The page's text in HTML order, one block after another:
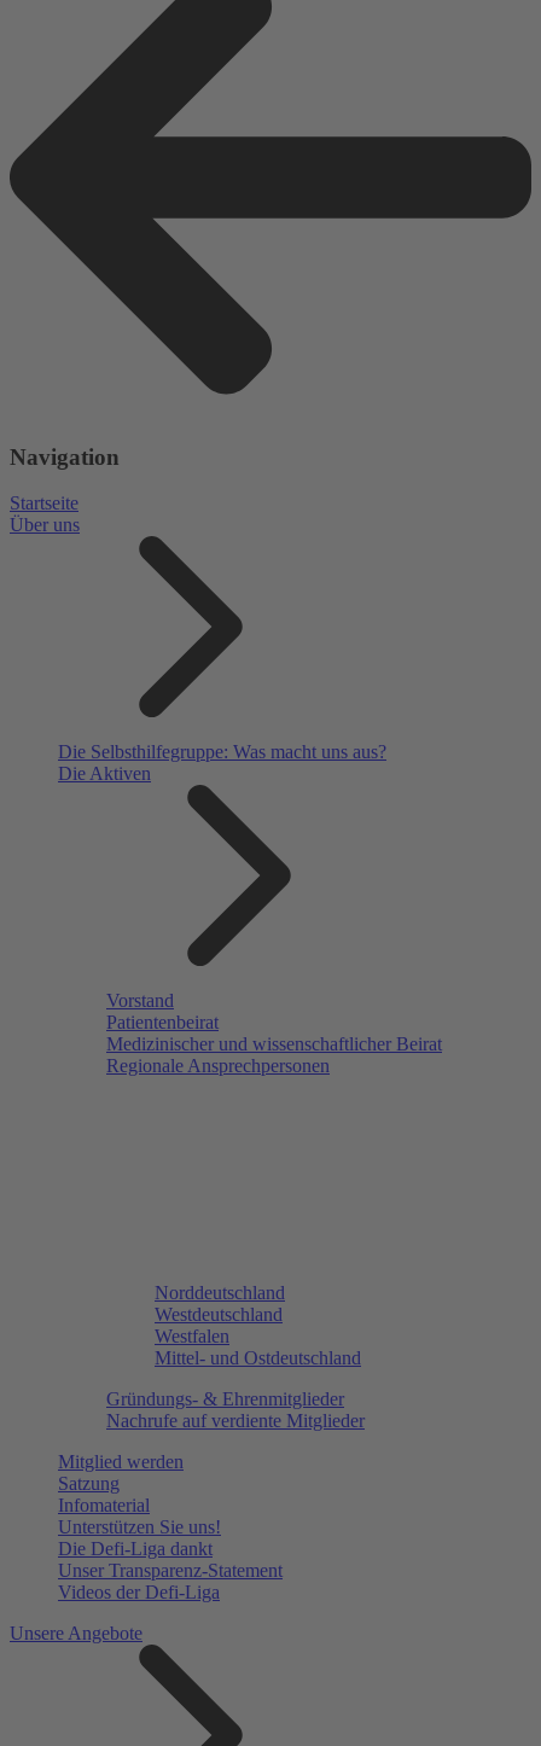
Navigation
Startseite
Über uns
Die Selbsthilfegruppe: Was macht uns aus?
Die Aktiven
Vorstand
Patientenbeirat
Medizinischer und wissenschaftlicher Beirat
Regionale Ansprechpersonen
Norddeutschland
Westdeutschland
Westfalen
Mittel- und Ostdeutschland
Gründungs- & Ehrenmitglieder
Nachrufe auf verdiente Mitglieder
Mitglied werden
Satzung
Infomaterial
Unterstützen Sie uns!
Die Defi-Liga dankt
Unser Transparenz-Statement
Videos der Defi-Liga
Unsere Angebote